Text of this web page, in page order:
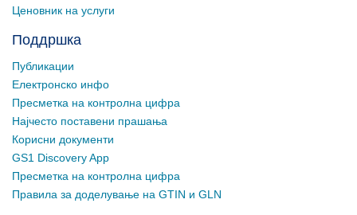
Ценовник на услуги
Поддршка
Публикации
Електронско инфо
Пресметка на контролна цифра
Најчесто поставени прашања
Корисни документи
GS1 Discovery App
Пресметка на контролна цифра
Правила за доделување на GTIN и GLN